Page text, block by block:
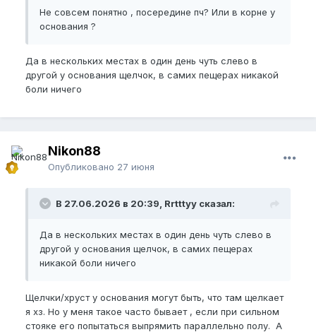
Не совсем понятно , посередине пч? Или в корне у
основания ?
Да в нескольких местах в один день чуть слево в
другой у основания щелчок, в самих пещерах никакой
боли ничего
Nikon88
Опубликовано 27 июня
В 27.06.2026 в 20:39, Rrtttyy сказал:
Да в нескольких местах в один день чуть слево в
другой у основания щелчок, в самих пещерах
никакой боли ничего
Щелчки/хруст у основания могут быть, что там щелкает
я хз. Но у меня такое часто бывает , если при сильном
стояке его попытаться выпрямить параллельно полу. А